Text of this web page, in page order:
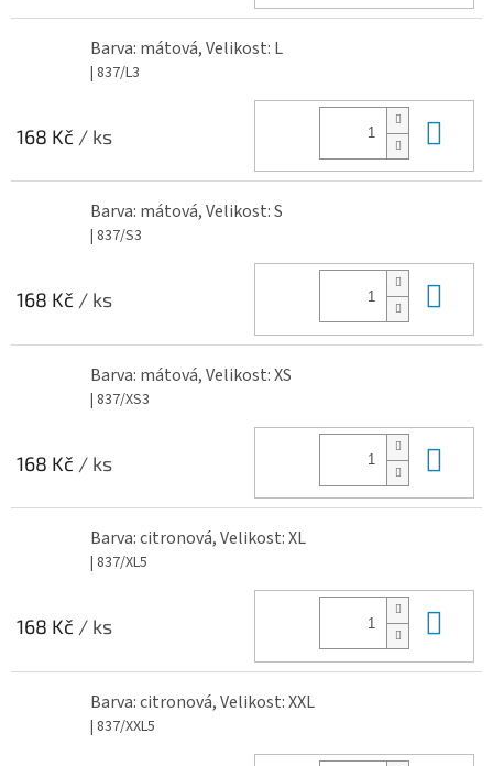
Barva: mátová, Velikost: L
| 837/L3
168 Kč / ks
Barva: mátová, Velikost: S
| 837/S3
168 Kč / ks
Barva: mátová, Velikost: XS
| 837/XS3
168 Kč / ks
Barva: citronová, Velikost: XL
| 837/XL5
168 Kč / ks
Barva: citronová, Velikost: XXL
| 837/XXL5